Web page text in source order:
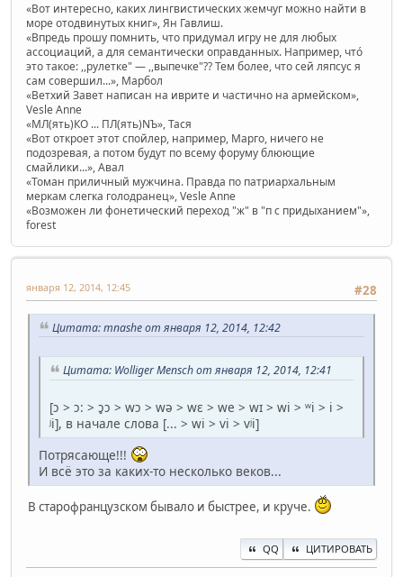
«Вот интересно, каких лингвистических жемчуг можно найти в
море отодвинутых книг», Ян Гавлиш.
«Впредь прошу помнить, что придумал игру не для любых
ассоциаций, а для семантически оправданных. Например, чтó
это такое: ,,рулетке" — ,,выпечке"?? Тем более, что сей ляпсус я
сам совершил...», Марбол
«Ветхий Завет написан на иврите и частично на армейском»,
Vesle Anne
«МЛ(ять)КО ... ПЛ(ять)NЪ», Тася
«Вот откроет этот спойлер, например, Марго, ничего не
подозревая, а потом будут по всему форуму блюющие
смайлики...», Авал
«Томан приличный мужчина. Правда по патриархальным
меркам слегка голодранец», Vesle Anne
«Возможен ли фонетический переход "ж" в "п с придыханием"»,
forest
#28
января 12, 2014, 12:45
Цитата: mnashe от января 12, 2014, 12:42
Цитата: Wolliger Mensch от января 12, 2014, 12:41
[ɔ > ɔ: > ɔ̥ɔ > wɔ > wə > wɛ > we > wɪ > wi > ʷi > i >
ʲi], в начале слова [... > wi > vi > vʲi]
Потрясающе!!!
И всё это за каких-то несколько веков...
В старофранцузском бывало и быстрее, и круче.
QQ ЦИТИРОВАТЬ